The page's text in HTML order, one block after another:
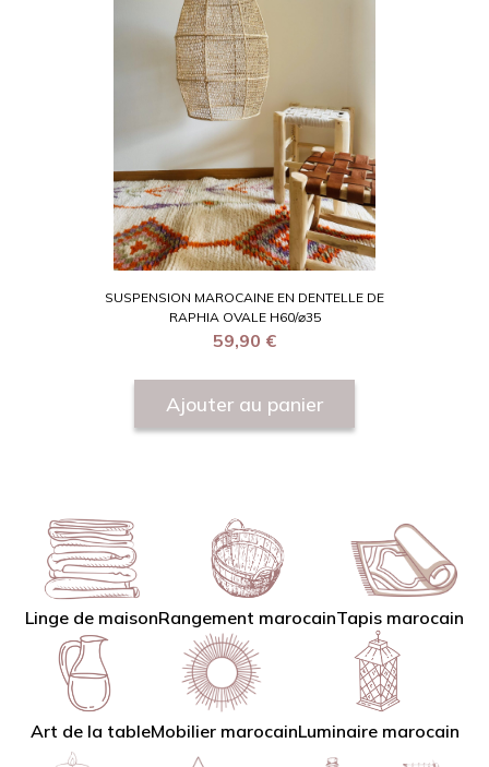
SUSPENSION MAROCAINE EN DENTELLE DE
RAPHIA OVALE H60/⌀35
59,90 €
Ajouter au panier
Linge de maisonRangement marocainTapis marocain
Art de la tableMobilier marocainLuminaire marocain